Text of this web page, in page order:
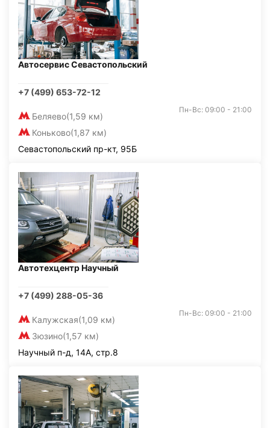
Автосервис Севастопольский
+7 (499) 653-72-12
Беляево(1,59 км)
Коньково(1,87 км)
Пн-Вс: 09:00 - 21:00
Севастопольский пр-кт, 95Б
Автотехцентр Научный
+7 (499) 288-05-36
Калужская(1,09 км)
Зюзино(1,57 км)
Пн-Вс: 09:00 - 21:00
Научный п-д, 14А, стр.8